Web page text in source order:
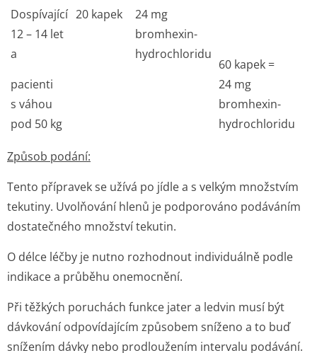
Dospívající
12 – 14 let
a
pacienti
s váhou
pod 50 kg
20 kapek
24 mg
bromhexin-
hydrochloridu
60 kapek =
24 mg
bromhexin-
hydrochloridu
Způsob podání:
Tento přípravek se užívá po jídle a s velkým množstvím
tekutiny. Uvolňování hlenů je podporováno podáváním
dostatečného množství tekutin.
O délce léčby je nutno rozhodnout individuálně podle
indikace a průběhu onemocnění.
Při těžkých poruchách funkce jater a ledvin musí být
dávkování odpovídajícím způsobem sníženo a to buď
snížením dávky nebo prodloužením intervalu podávání.